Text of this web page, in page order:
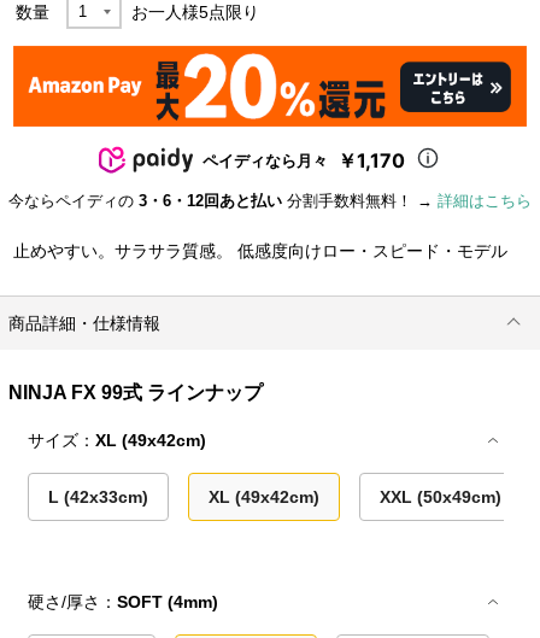
数量 お一人様5点限り
ペイディなら月々 ￥1,170
今ならペイディの 3・6・12回あと払い 分割手数料無料！ → 詳細はこちら
止めやすい。サラサラ質感。 低感度向けロー・スピード・モデル
商品詳細・仕様情報
NINJA FX 99式 ラインナップ
サイズ：XL (49x42cm)
L (42x33cm) XL (49x42cm) XXL (50x49cm)
硬さ/厚さ：SOFT (4mm)